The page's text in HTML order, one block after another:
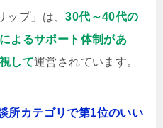
ップ」は、30代～40代の
よるサポート体制があ
して運営されています。
所カテゴリで第1位のいい